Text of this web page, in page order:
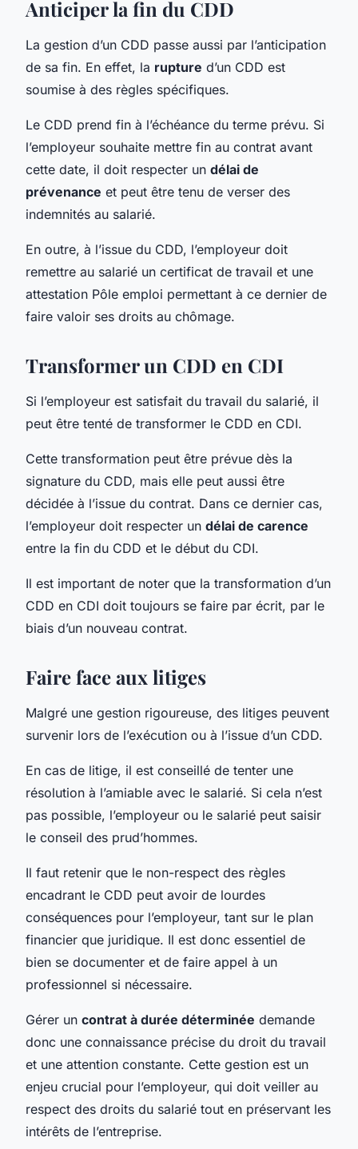
Anticiper la fin du CDD
La gestion d’un CDD passe aussi par l’anticipation
de sa fin. En effet, la rupture d’un CDD est
soumise à des règles spécifiques.
Le CDD prend fin à l’échéance du terme prévu. Si
l’employeur souhaite mettre fin au contrat avant
cette date, il doit respecter un délai de
prévenance et peut être tenu de verser des
indemnités au salarié.
En outre, à l’issue du CDD, l’employeur doit
remettre au salarié un certificat de travail et une
attestation Pôle emploi permettant à ce dernier de
faire valoir ses droits au chômage.
Transformer un CDD en CDI
Si l’employeur est satisfait du travail du salarié, il
peut être tenté de transformer le CDD en CDI.
Cette transformation peut être prévue dès la
signature du CDD, mais elle peut aussi être
décidée à l’issue du contrat. Dans ce dernier cas,
l’employeur doit respecter un délai de carence
entre la fin du CDD et le début du CDI.
Il est important de noter que la transformation d’un
CDD en CDI doit toujours se faire par écrit, par le
biais d’un nouveau contrat.
Faire face aux litiges
Malgré une gestion rigoureuse, des litiges peuvent
survenir lors de l’exécution ou à l’issue d’un CDD.
En cas de litige, il est conseillé de tenter une
résolution à l’amiable avec le salarié. Si cela n’est
pas possible, l’employeur ou le salarié peut saisir
le conseil des prud’hommes.
Il faut retenir que le non-respect des règles
encadrant le CDD peut avoir de lourdes
conséquences pour l’employeur, tant sur le plan
financier que juridique. Il est donc essentiel de
bien se documenter et de faire appel à un
professionnel si nécessaire.
Gérer un contrat à durée déterminée demande
donc une connaissance précise du droit du travail
et une attention constante. Cette gestion est un
enjeu crucial pour l’employeur, qui doit veiller au
respect des droits du salarié tout en préservant les
intérêts de l’entreprise.